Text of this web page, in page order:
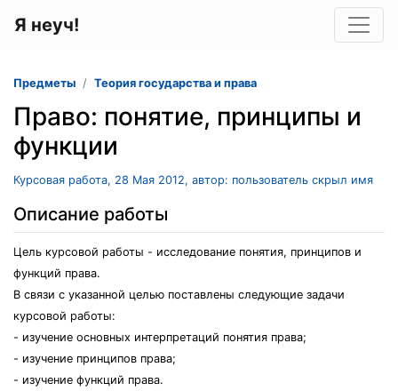
Я неуч!
Предметы Теория государства и права
Право: понятие, принципы и
функции
Курсовая работа, 28 Мая 2012, автор: пользователь скрыл имя
Описание работы
Цель курсовой работы - исследование понятия, принципов и
функций права.
В связи с указанной целью поставлены следующие задачи
курсовой работы:
- изучение основных интерпретаций понятия права;
- изучение принципов права;
- изучение функций права.